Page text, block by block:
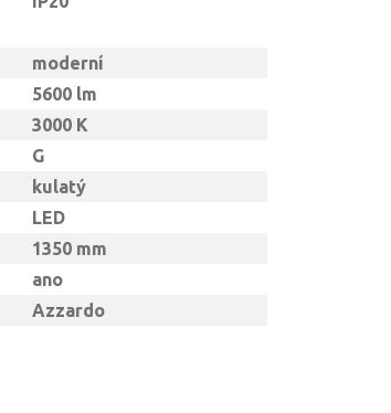
moderní
5600 lm
3000 K
G
kulatý
LED
1350 mm
ano
Azzardo